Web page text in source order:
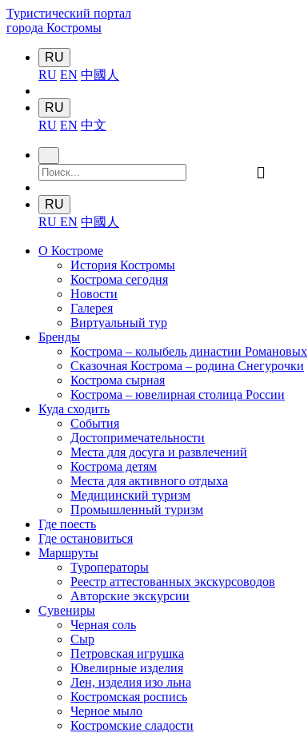
Туристический портал
города Костромы
RU
RU EN 中國人
RU
RU EN 中文
󰍉
RU
RU EN 中國人
О Костроме
История Костромы
Кострома сегодня
Новости
Галерея
Виртуальный тур
Бренды
Кострома – колыбель династии Романовых
Сказочная Кострома – родина Снегурочки
Кострома сырная
Кострома – ювелирная столица России
Куда сходить
События
Достопримечательности
Места для досуга и развлечений
Кострома детям
Места для активного отдыха
Медицинский туризм
Промышленный туризм
Где поесть
Где остановиться
Маршруты
Туроператоры
Реестр аттестованных экскурсоводов
Авторские экскурсии
Сувениры
Черная соль
Сыр
Петровская игрушка
Ювелирные изделия
Лен, изделия изо льна
Костромская роспись
Черное мыло
Костромские сладости